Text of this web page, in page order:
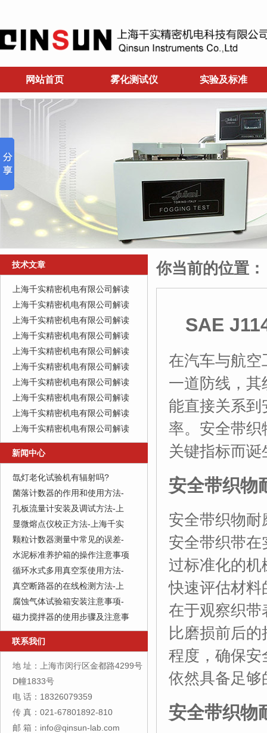
网站首页 雾化测试仪 实验及标准
技术文章
上海千实精密机电有限公司解读
上海千实精密机电有限公司解读
上海千实精密机电有限公司解读
上海千实精密机电有限公司解读
上海千实精密机电有限公司解读
上海千实精密机电有限公司解读
上海千实精密机电有限公司解读
上海千实精密机电有限公司解读
上海千实精密机电有限公司解读
上海千实精密机电有限公司解读
新闻中心
氙灯老化试验机有辐射吗?
菌落计数器的作用和使用方法-
孔板流量计安装及调试方法-上
显微熔点仪校正方法-上海千实
颗粒计数器测量中常见的误差-
水泥标准养护箱的操作注意事项
循环水式多用真空泵使用方法-
真空断路器的在线检测方法-上
腐蚀气体试验箱安装注意事项-
磁力搅拌器的使用步骤及注意事
联系我们
地 址：上海市闵行区金都路4299号
D幢1833号
电 话：18326079359
传 真：021-67801892-810
邮 箱：info@qinsun-lab.com
你当前的位置：
SAE
在汽车与航空
一道防线，
能直接关系到
率。安全带织
关键指标而
安全带织物
安全带织物
安全带织带
过标准化的机
快速评估材料
在于观察织带
比磨损前后
程度，确保安
依然具备足够
安全带织物